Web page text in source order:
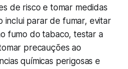
de risco e tomar medidas
inclui parar de fumar, evitar
fumo do tabaco, testar a
precauções ao
químicas perigosas e